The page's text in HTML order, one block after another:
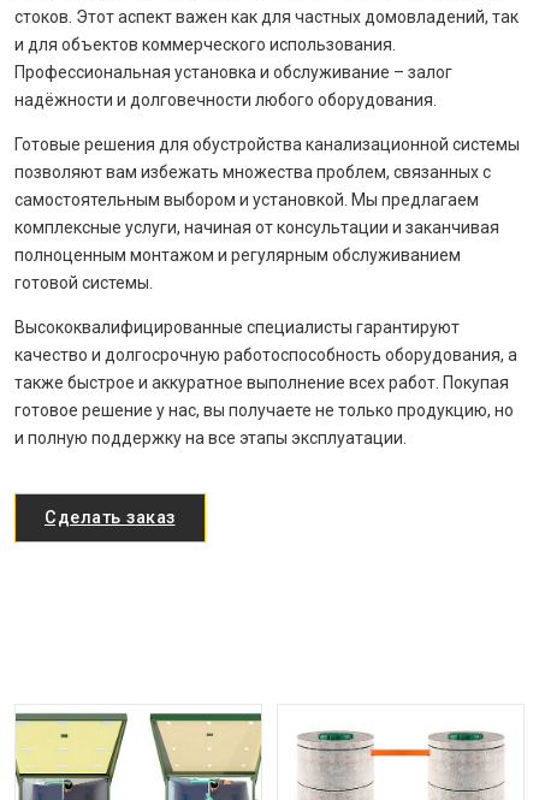
стоков. Этот аспект важен как для частных домовладений, так
и для объектов коммерческого использования.
Профессиональная установка и обслуживание – залог
надёжности и долговечности любого оборудования.
Готовые решения для обустройства канализационной системы
позволяют вам избежать множества проблем, связанных с
самостоятельным выбором и установкой. Мы предлагаем
комплексные услуги, начиная от консультации и заканчивая
полноценным монтажом и регулярным обслуживанием
готовой системы.
Высококвалифицированные специалисты гарантируют
качество и долгосрочную работоспособность оборудования, а
также быстрое и аккуратное выполнение всех работ. Покупая
готовое решение у нас, вы получаете не только продукцию, но
и полную поддержку на все этапы эксплуатации.
Сделать заказ